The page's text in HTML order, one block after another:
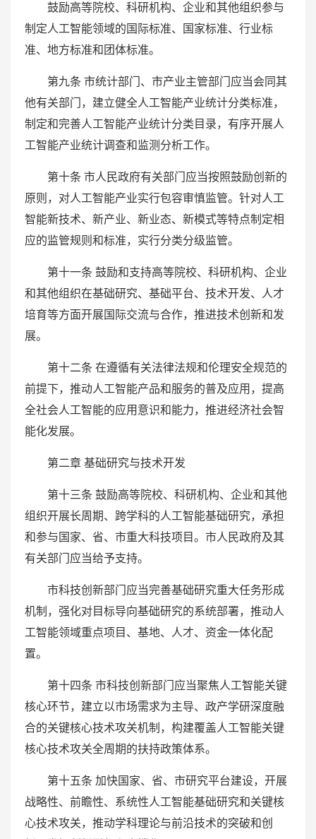
鼓励高等院校、科研机构、企业和其他组织参与
制定人工智能领域的国际标准、国家标准、行业标
准、地方标准和团体标准。
第九条 市统计部门、市产业主管部门应当会同其
他有关部门，建立健全人工智能产业统计分类标准，
制定和完善人工智能产业统计分类目录，有序开展人
工智能产业统计调查和监测分析工作。
第十条 市人民政府有关部门应当按照鼓励创新的
原则，对人工智能产业实行包容审慎监管。针对人工
智能新技术、新产业、新业态、新模式等特点制定相
应的监管规则和标准，实行分类分级监管。
第十一条 鼓励和支持高等院校、科研机构、企业
和其他组织在基础研究、基础平台、技术开发、人才
培育等方面开展国际交流与合作，推进技术创新和发
展。
第十二条 在遵循有关法律法规和伦理安全规范的
前提下，推动人工智能产品和服务的普及应用，提高
全社会人工智能的应用意识和能力，推进经济社会智
能化发展。
第二章 基础研究与技术开发
第十三条 鼓励高等院校、科研机构、企业和其他
组织开展长周期、跨学科的人工智能基础研究，承担
和参与国家、省、市重大科技项目。市人民政府及其
有关部门应当给予支持。
市科技创新部门应当完善基础研究重大任务形成
机制，强化对目标导向基础研究的系统部署，推动人
工智能领域重点项目、基地、人才、资金一体化配
置。
第十四条 市科技创新部门应当聚焦人工智能关键
核心环节，建立以市场需求为主导、政产学研深度融
合的关键核心技术攻关机制，构建覆盖人工智能关键
核心技术攻关全周期的扶持政策体系。
第十五条 加快国家、省、市研究平台建设，开展
战略性、前瞻性、系统性人工智能基础研究和关键核
心技术攻关，推动学科理论与前沿技术的突破和创